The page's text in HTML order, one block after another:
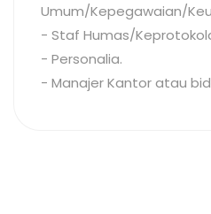
Umum/Kepegawaian/
- Staf Humas/
- Personalia.
- Manajer Kantor atau